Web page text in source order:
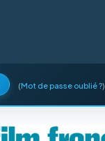
(Mot de passe oublié ?)